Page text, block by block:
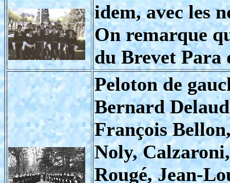
idem, avec les
On remarque
du Brevet Para
Peloton de
Bernard
François
Noly,
Rougé, Jean-